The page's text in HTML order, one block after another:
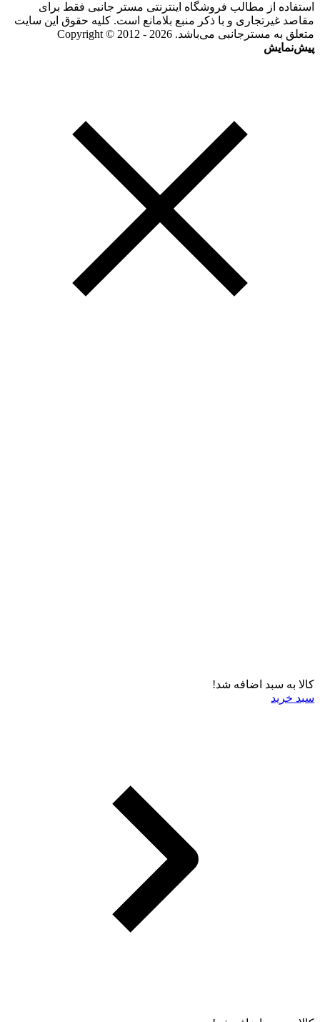
استفاده از مطالب فروشگاه اینترنتی مستر جانبی فقط برای
مقاصد غیرتجاری و با ذکر منبع بلامانع است. کلیه حقوق این سایت
متعلق به مسترجانبی می‌باشد. Copyright © 2012 - 2026
پیش‌نمایش
کالا به سبد اضافه شد!
سبد خرید